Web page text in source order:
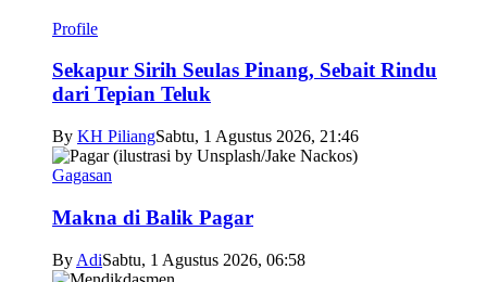
Profile
Sekapur Sirih Seulas Pinang, Sebait Rindu
dari Tepian Teluk
By KH PiliangSabtu, 1 Agustus 2026, 21:46
Gagasan
Makna di Balik Pagar
By AdiSabtu, 1 Agustus 2026, 06:58